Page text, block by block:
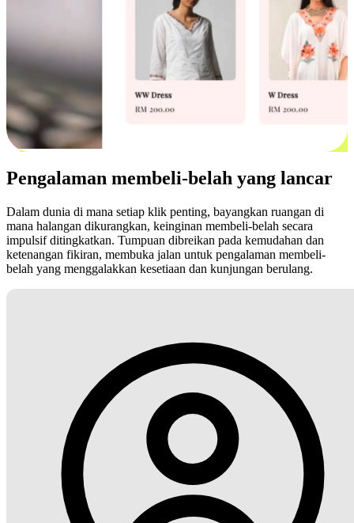
Pengalaman membeli-belah yang lancar
Dalam dunia di mana setiap klik penting, bayangkan ruangan di
mana halangan dikurangkan, keinginan membeli-belah secara
impulsif ditingkatkan. Tumpuan dibreikan pada kemudahan dan
ketenangan fikiran, membuka jalan untuk pengalaman membeli-
belah yang menggalakkan kesetiaan dan kunjungan berulang.